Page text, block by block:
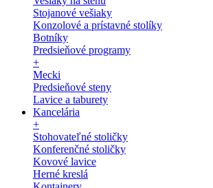
Stojanové vešiaky
Konzolové a prístavné stolíky
Botníky
Predsieňové programy
+
Mecki
Predsieňové steny
Lavice a taburety
Kancelária
+
Stohovateľné stoličky
Konferenčné stoličky
Kovové lavice
Herné kreslá